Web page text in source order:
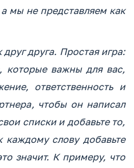
мы не представляем как
друга. Простая игра:
которые важны для вас,
ответственность и
чтобы он написал
списки и добавьте то,
каждому слову добавьте
значит. К примеру, что